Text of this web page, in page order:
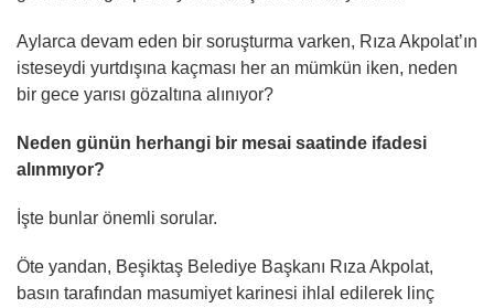
Aylarca devam eden bir soruşturma varken, Rıza Akpolat’ın
isteseydi yurtdışına kaçması her an mümkün iken, neden
bir gece yarısı gözaltına alınıyor?
Neden günün herhangi bir mesai saatinde ifadesi
alınmıyor?
İşte bunlar önemli sorular.
Öte yandan, Beşiktaş Belediye Başkanı Rıza Akpolat,
basın tarafından masumiyet karinesi ihlal edilerek linç